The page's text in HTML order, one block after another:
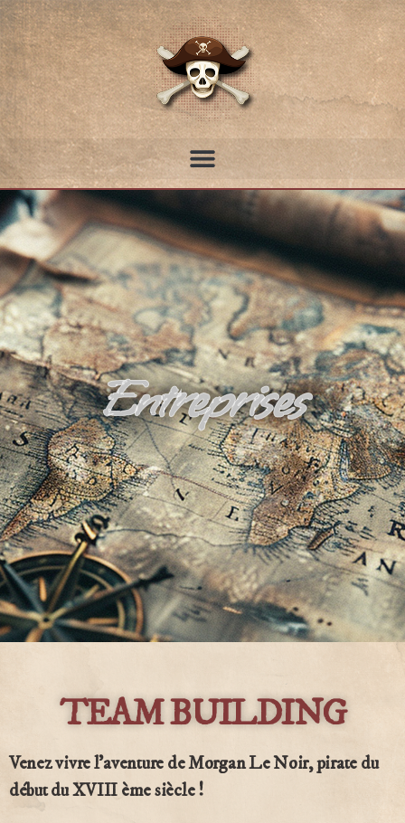
Entreprises
TEAM BUILDING
Venez vivre l’aventure de Morgan Le Noir, pirate du
début du XVIII ème siècle !